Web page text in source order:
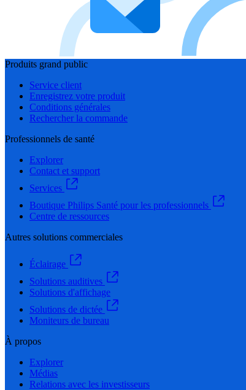
Produits grand public
Service client
Enregistrez votre produit
Conditions générales
Rechercher la commande
Professionnels de santé
Explorer
Contact et support
Services
Boutique Philips Santé pour les professionnels
Centre de ressources
Autres solutions commerciales
Éclairage
Solutions auditives
Solutions d'affichage
Solutions de dictée
Moniteurs de bureau
À propos
Explorer
Médias
Relations avec les investisseurs